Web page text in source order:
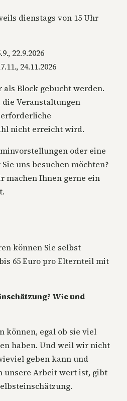
dienstags von 15 Uhr
22.9.2026
24.11.2026
Block gebucht werden.
Veranstaltungen
nicht erreicht wird.
oder eine
uns besuchen möchten?
machen Ihnen gerne ein
können Sie selbst
65 Euro pro Elternteil mit
Wie und
können, egal ob sie viel
haben. Und weil wir nicht
geben kann und
unsere Arbeit wert ist, gibt